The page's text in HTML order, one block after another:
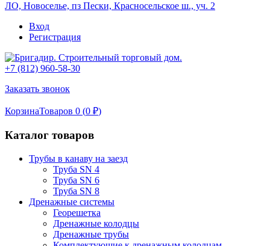
ЛО, Новоселье, пз Пески, Красносельское ш., уч. 2
Вход
Регистрация
+7 (812) 960-58-30
Заказать звонок
КорзинаТоваров 0 (0 ₽)
Каталог товаров
Трубы в канаву на заезд
Труба SN 4
Труба SN 6
Труба SN 8
Дренажные системы
Георешетка
Дренажные колодцы
Дренажные трубы